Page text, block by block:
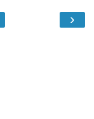
›